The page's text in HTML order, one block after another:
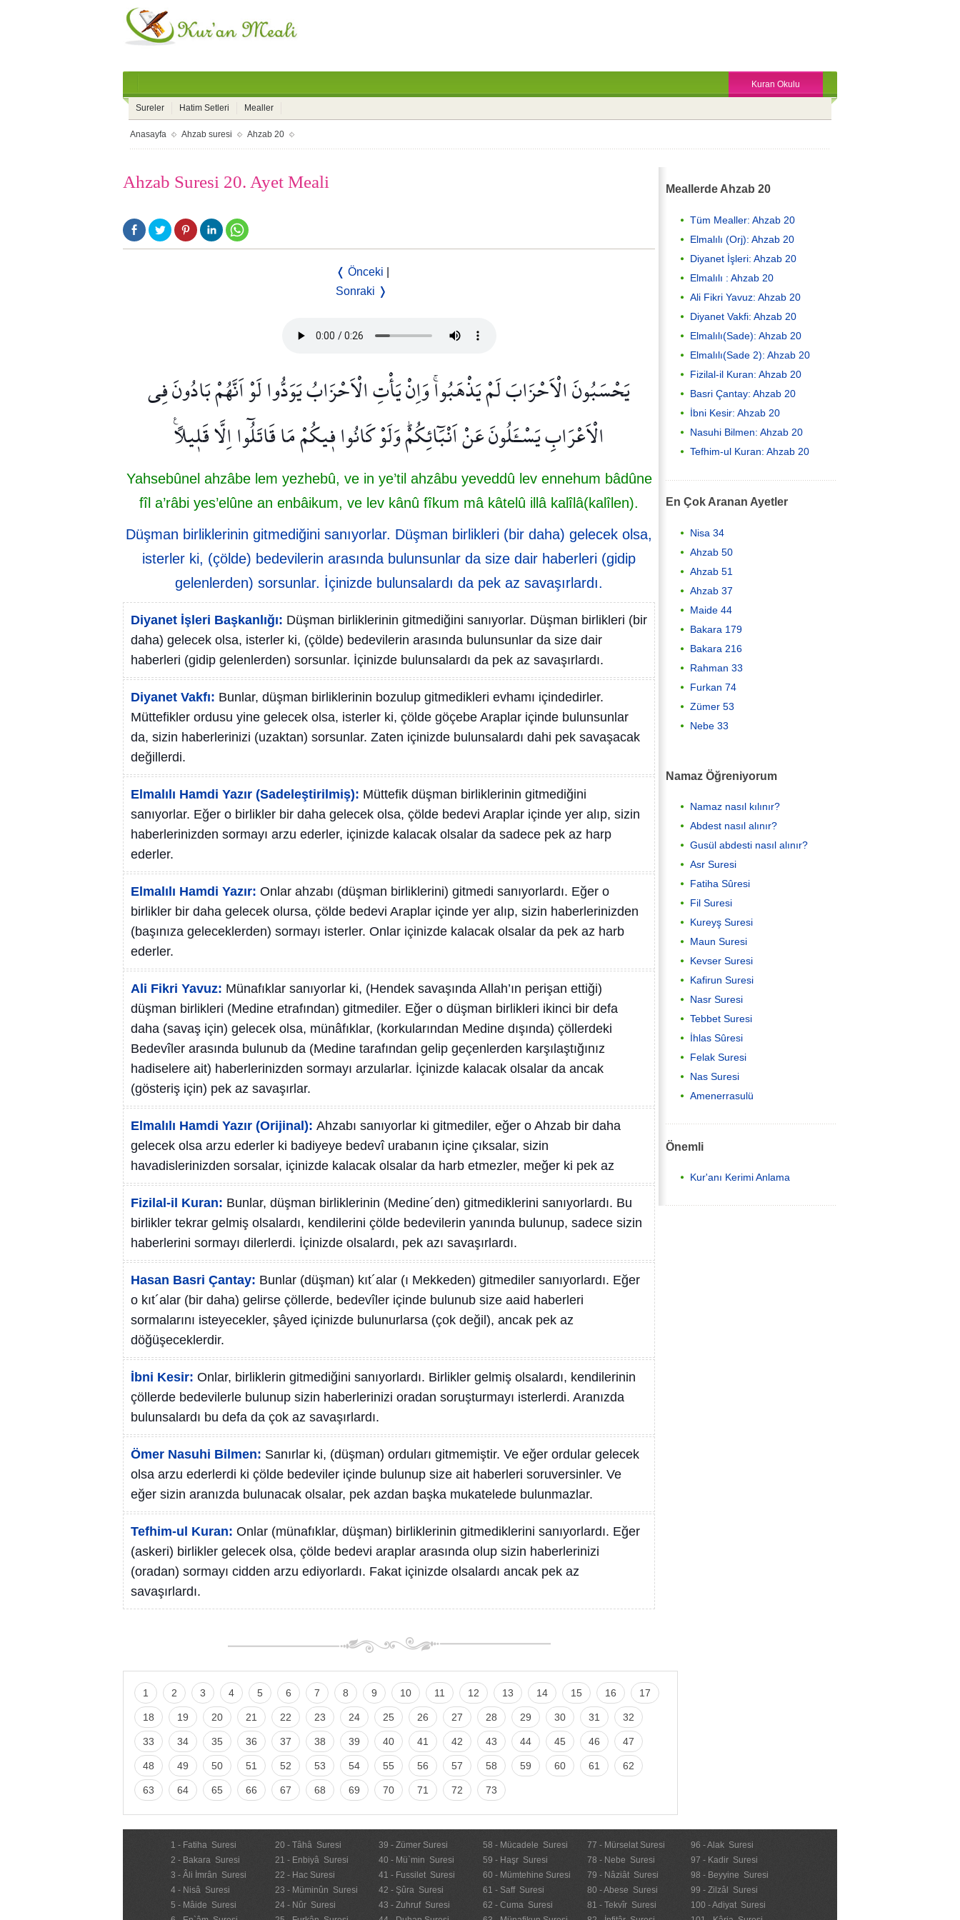
Kuran Okulu
Sureler Hatim Setleri Mealler
Anasayfa Ahzab suresi Ahzab 20
Ahzab Suresi 20. Ayet Meali
❬ Önceki
Sonraki ❭
يَحْسَبُونَ الْاَحْزَابَ لَمْ يَذْهَبُواۚ وَاِنْ يَأْتِ الْاَحْزَابُ يَوَدُّوا لَوْ اَنَّهُمْ بَادُونَ فِي
الْاَعْرَابِ يَسْـَٔلُونَ عَنْ اَنْبَٓائِكُمْۜ وَلَوْ كَانُوا ف۪يكُمْ مَا قَاتَلُٓوا اِلَّا قَل۪يلًا۟
Yahsebûnel ahzâbe lem yezhebû, ve in ye’til ahzâbu yeveddû lev ennehum bâdûne
fîl a’râbi yes’elûne an enbâikum, ve lev kânû fîkum mâ kâtelû illâ kalîlâ(kalîlen).
Düşman birliklerinin gitmediğini sanıyorlar. Düşman birlikleri (bir daha) gelecek olsa,
isterler ki, (çölde) bedevilerin arasında bulunsunlar da size dair haberleri (gidip
gelenlerden) sorsunlar. İçinizde bulunsalardı da pek az savaşırlardı.
Diyanet İşleri Başkanlığı: Düşman birliklerinin gitmediğini sanıyorlar. Düşman birlikleri (bir
daha) gelecek olsa, isterler ki, (çölde) bedevilerin arasında bulunsunlar da size dair
haberleri (gidip gelenlerden) sorsunlar. İçinizde bulunsalardı da pek az savaşırlardı.
Diyanet Vakfı: Bunlar, düşman birliklerinin bozulup gitmedikleri evhamı içindedirler.
Müttefikler ordusu yine gelecek olsa, isterler ki, çölde göçebe Araplar içinde bulunsunlar
da, sizin haberlerinizi (uzaktan) sorsunlar. Zaten içinizde bulunsalardı dahi pek savaşacak
değillerdi.
Elmalılı Hamdi Yazır (Sadeleştirilmiş): Müttefik düşman birliklerinin gitmediğini
sanıyorlar. Eğer o birlikler bir daha gelecek olsa, çölde bedevi Araplar içinde yer alıp, sizin
haberlerinizden sormayı arzu ederler, içinizde kalacak olsalar da sadece pek az harp
ederler.
Elmalılı Hamdi Yazır: Onlar ahzabı (düşman birliklerini) gitmedi sanıyorlardı. Eğer o
birlikler bir daha gelecek olursa, çölde bedevi Araplar içinde yer alıp, sizin haberlerinizden
(başınıza geleceklerden) sormayı isterler. Onlar içinizde kalacak olsalar da pek az harb
ederler.
Ali Fikri Yavuz: Münafıklar sanıyorlar ki, (Hendek savaşında Allah’ın perişan ettiği)
düşman birlikleri (Medine etrafından) gitmediler. Eğer o düşman birlikleri ikinci bir defa
daha (savaş için) gelecek olsa, münâfıklar, (korkularından Medine dışında) çöllerdeki
Bedevîler arasında bulunub da (Medine tarafından gelip geçenlerden karşılaştığınız
hadiselere ait) haberlerinizden sormayı arzularlar. İçinizde kalacak olsalar da ancak
(gösteriş için) pek az savaşırlar.
Elmalılı Hamdi Yazır (Orijinal): Ahzabı sanıyorlar ki gitmediler, eğer o Ahzab bir daha
gelecek olsa arzu ederler ki badiyeye bedevî urabanın içine çıksalar, sizin
havadislerinizden sorsalar, içinizde kalacak olsalar da harb etmezler, meğer ki pek az
Fizilal-il Kuran: Bunlar, düşman birliklerinin (Medine´den) gitmediklerini sanıyorlardı. Bu
birlikler tekrar gelmiş olsalardı, kendilerini çölde bedevilerin yanında bulunup, sadece sizin
haberlerini sormayı dilerlerdi. İçinizde olsalardı, pek azı savaşırlardı.
Hasan Basri Çantay: Bunlar (düşman) kıt´alar (ı Mekkeden) gitmediler sanıyorlardı. Eğer
o kıt´alar (bir daha) gelirse çöllerde, bedevîler içinde bulunub size aaid haberleri
sormalarını isteyecekler, şâyed içinizde bulunurlarsa (çok değil), ancak pek az
döğüşeceklerdir.
İbni Kesir: Onlar, birliklerin gitmediğini sanıyorlardı. Birlikler gelmiş olsalardı, kendilerinin
çöllerde bedevilerle bulunup sizin haberlerinizi oradan soruşturmayı isterlerdi. Aranızda
bulunsalardı bu defa da çok az savaşırlardı.
Ömer Nasuhi Bilmen: Sanırlar ki, (düşman) orduları gitmemiştir. Ve eğer ordular gelecek
olsa arzu ederlerdi ki çölde bedeviler içinde bulunup size ait haberleri soruversinler. Ve
eğer sizin aranızda bulunacak olsalar, pek azdan başka mukatelede bulunmazlar.
Tefhim-ul Kuran: Onlar (münafıklar, düşman) birliklerinin gitmediklerini sanıyorlardı. Eğer
(askeri) birlikler gelecek olsa, çölde bedevi araplar arasında olup sizin haberlerinizi
(oradan) sormayı cidden arzu ediyorlardı. Fakat içinizde olsalardı ancak pek az
savaşırlardı.
1 2 3 4 5 6 7 8 9 10 11 12 13 14 15 16 17
18 19 20 21 22 23 24 25 26 27 28 29 30 31 32
33 34 35 36 37 38 39 40 41 42 43 44 45 46 47
48 49 50 51 52 53 54 55 56 57 58 59 60 61 62
63 64 65 66 67 68 69 70 71 72 73
Meallerde Ahzab 20
Tüm Mealler: Ahzab 20
Elmalılı (Orj): Ahzab 20
Diyanet İşleri: Ahzab 20
Elmalılı : Ahzab 20
Ali Fikri Yavuz: Ahzab 20
Diyanet Vakfi: Ahzab 20
Elmalılı(Sade): Ahzab 20
Elmalılı(Sade 2): Ahzab 20
Fizilal-il Kuran: Ahzab 20
Basri Çantay: Ahzab 20
İbni Kesir: Ahzab 20
Nasuhi Bilmen: Ahzab 20
Tefhim-ul Kuran: Ahzab 20
En Çok Aranan Ayetler
Nisa 34
Ahzab 50
Ahzab 51
Ahzab 37
Maide 44
Bakara 179
Bakara 216
Rahman 33
Furkan 74
Zümer 53
Nebe 33
Namaz Öğreniyorum
Namaz nasıl kılınır?
Abdest nasıl alınır?
Gusül abdesti nasıl alınır?
Asr Suresi
Fatiha Sûresi
Fil Suresi
Kureyş Suresi
Maun Suresi
Kevser Suresi
Kafirun Suresi
Nasr Suresi
Tebbet Suresi
İhlas Sûresi
Felak Suresi
Nas Suresi
Amenerrasulü
Önemli
Kur'anı Kerimi Anlama
1 - Fatiha Suresi
2 - Bakara Suresi
3 - Âli İmrân Suresi
4 - Nisâ Suresi
5 - Mâide Suresi
20 - Tâhâ Suresi
21 - Enbiyâ Suresi
22 - Hac Suresi
23 - Müminûn Suresi
24 - Nûr Suresi
39 - Zümer Suresi
40 - Mü`min Suresi
41 - Fussilet Suresi
42 - Şûra Suresi
43 - Zuhruf Suresi
58 - Mücadele Suresi
59 - Haşr Suresi
60 - Mümtehine Suresi
61 - Saff Suresi
62 - Cuma Suresi
77 - Mürselat Suresi
78 - Nebe Suresi
79 - Nâziât Suresi
80 - Abese Suresi
81 - Tekvîr Suresi
96 - Alak Suresi
97 - Kadir Suresi
98 - Beyyine Suresi
99 - Zilzâl Suresi
100 - Adiyat Suresi